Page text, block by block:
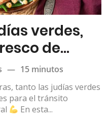
verdes,
de
— 15 minutos
tanto las judías verdes
para el tránsito
En esta...